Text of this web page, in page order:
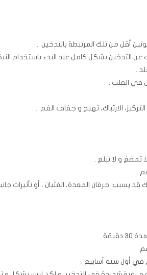
أقل من تلك المرتبطة بالتدخين .
التدخين بشكل كامل عند البدء باستخدام
.
في القلب .
الارتباك، تهيج و جفاف الفم .
يسبب حرقان المعدة، الغثيان ، أو تأثيرات
.